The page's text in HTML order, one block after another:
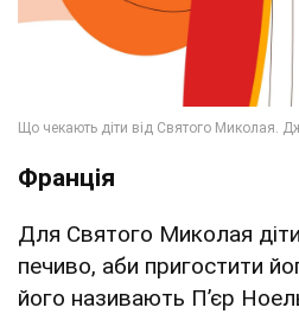
Франція
Для Святого Миколая
печиво, аби пригостити
його називають Пʼєр